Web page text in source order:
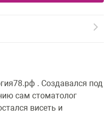
. Создавался под
сам стоматолог
висеть и